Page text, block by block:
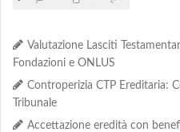
Valutazione Lasciti
Fondazioni e ONLUS
Controperizia CTP Ereditaria:
Tribunale
Accettazione eredità con